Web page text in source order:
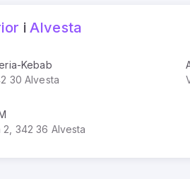
i Alvesta
Kebab
30 Alvesta
342 36 Alvesta